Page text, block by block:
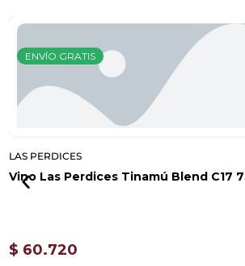
ENVÍO GRATIS
LAS PERDICES
Vino Las Perdices Tinamú Blend C17
$ 60.720